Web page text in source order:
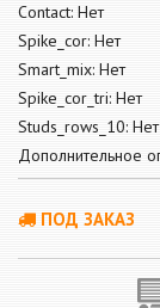
Contact: Нет
Spike_cor: Нет
Smart_mix: Нет
Spike_cor_tri: Нет
Studs_rows_10: Нет
Дополнительное
ПОД ЗАКАЗ